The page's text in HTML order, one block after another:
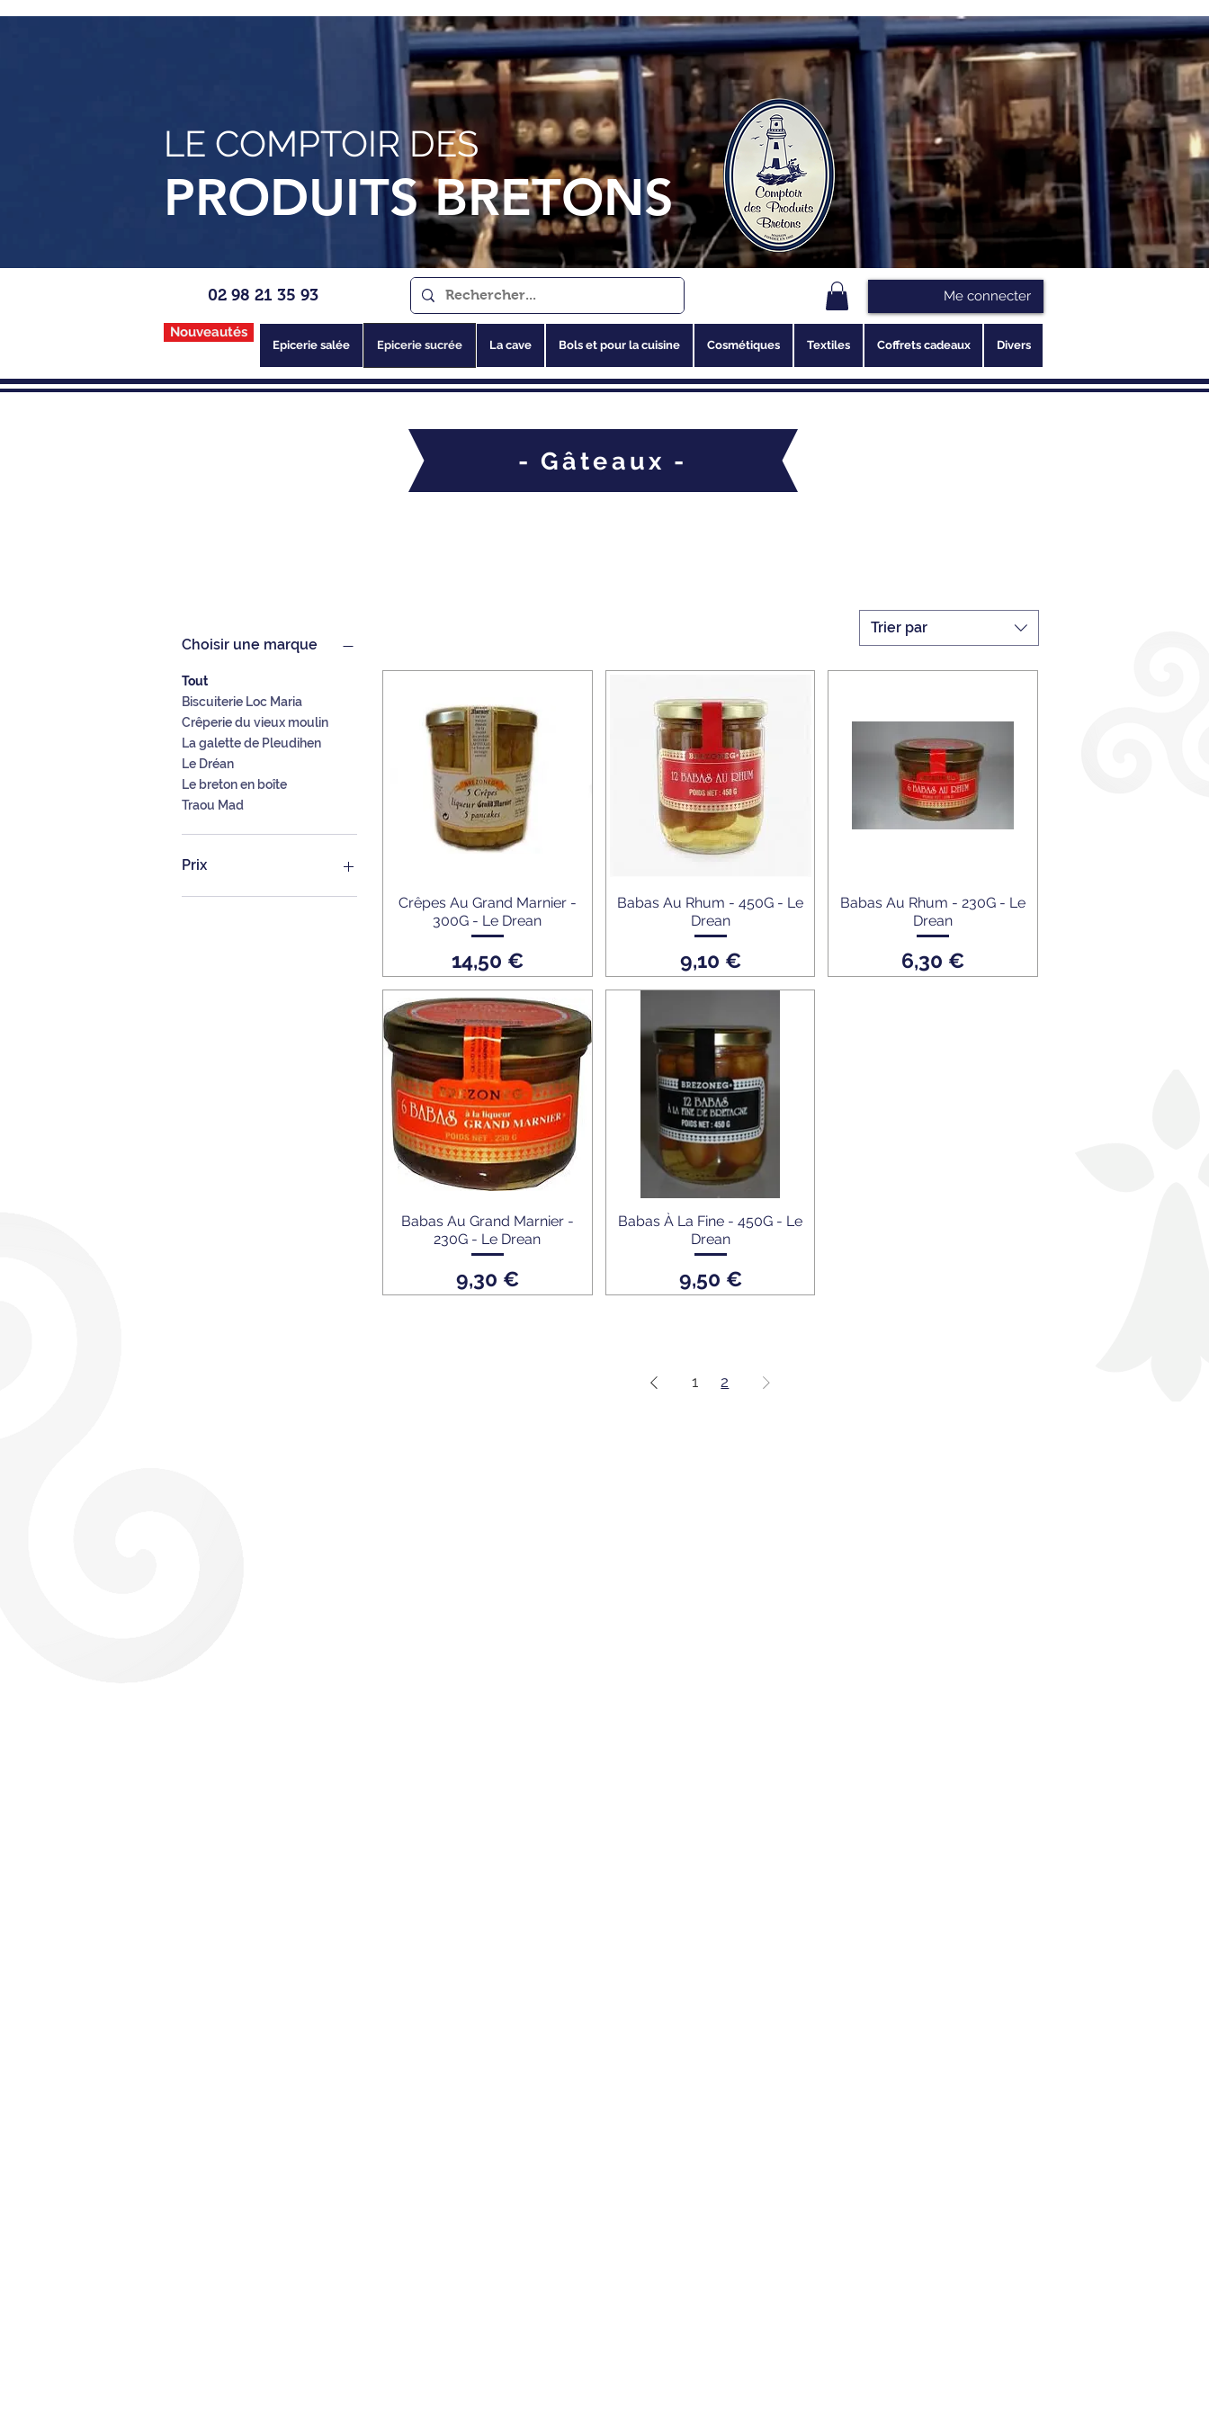
LE COMPTOIR DES
PRODUITS BRETONS
02 98 21 35 93 Me connecter
Nouveautés
Epicerie salée Epicerie sucrée La cave Bols et pour la cuisine Cosmétiques Textiles Coffrets cadeaux Divers
- Gâteaux -
Choisir une marque
Tout
Biscuiterie Loc Maria
Crêperie du vieux moulin
La galette de Pleudihen
Le Dréan
Le breton en boîte
Traou Mad
Prix
Trier par
Crêpes Au Grand Marnier -
300G - Le Drean
Prix
14,50 €
Babas Au Rhum - 450G - Le
Drean
Prix
9,10 €
Babas Au Rhum - 230G - Le
Drean
Prix
6,30 €
Babas Au Grand Marnier -
230G - Le Drean
Prix
9,30 €
Babas À La Fine - 450G - Le
Drean
Prix
9,50 €
1 2